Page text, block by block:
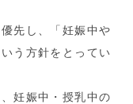
先し、「妊娠中や
う方針をとってい
妊娠中・授乳中の